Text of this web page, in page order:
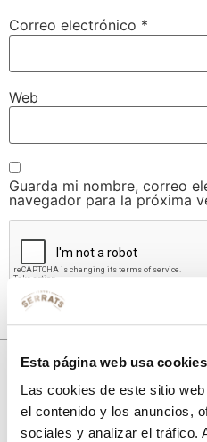
Esta página web usa cookies
Las cookies de este sitio
el contenido y los anuncios,
sociales y analizar el tráfico.
Correo electrónico *
Web
Guarda mi nombre, correo
navegador para la próxima
10% de